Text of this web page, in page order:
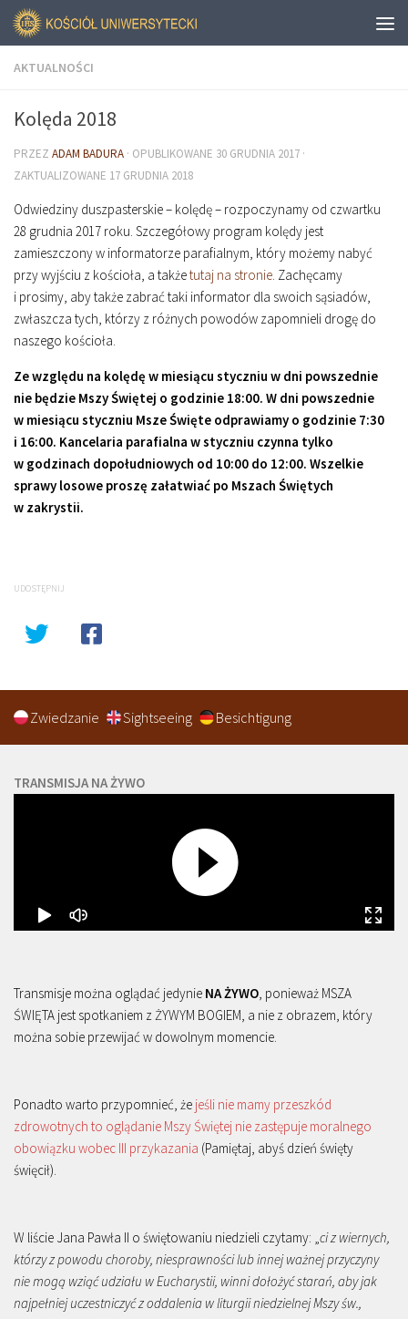
AKTUALNOŚCI
Kolęda 2018
PRZEZ ADAM BADURA · OPUBLIKOWANE 30 GRUDNIA 2017 ·
ZAKTUALIZOWANE 17 GRUDNIA 2018
Odwiedziny duszpasterskie – kolędę – rozpoczynamy od czwartku
28 grudnia 2017 roku. Szczegółowy program kolędy jest
zamieszczony w informatorze parafialnym, który możemy nabyć
przy wyjściu z kościoła, a takżetutaj na stronie. Zachęcamy
i prosimy, aby także zabrać taki informator dla swoich sąsiadów,
zwłaszcza tych, którzy z różnych powodów zapomnieli drogę do
naszego kościoła.
Ze względu na kolędę w miesiącu styczniu w dni powszednie
nie będzie Mszy Świętej o godzinie 18:00. W dni powszednie
w miesiącu styczniu Msze Święte odprawiamy o godzinie 7:30
i 16:00. Kancelaria parafialna w styczniu czynna tylko
w godzinach dopołudniowych od 10:00 do 12:00. Wszelkie
sprawy losowe proszę załatwiać po Mszach Świętych
w zakrystii.
UDOSTĘPNIJ
Zwiedzanie Sightseeing Besichtigung
TRANSMISJA NA ŻYWO
Transmisje można oglądać jedynie NA ŻYWO, ponieważ MSZA
ŚWIĘTA jest spotkaniem z ŻYWYM BOGIEM, a nie z obrazem, który
można sobie przewijać w dowolnym momencie.
Ponadto warto przypomnieć, że jeśli nie mamy przeszkód
zdrowotnych to oglądanie Mszy Świętej nie zastępuje moralnego
obowiązku wobec III przykazania (Pamiętaj, abyś dzień święty
święcił).
W liście Jana Pawła II o świętowaniu niedzieli czytamy: „ci z wiernych,
którzy z powodu choroby, niesprawności lub innej ważnej przyczyny
nie mogą wziąć udziału w Eucharystii, winni dołożyć starań, aby jak
najpełniej uczestniczyć z oddalenia w liturgii niedzielnej Mszy św.,